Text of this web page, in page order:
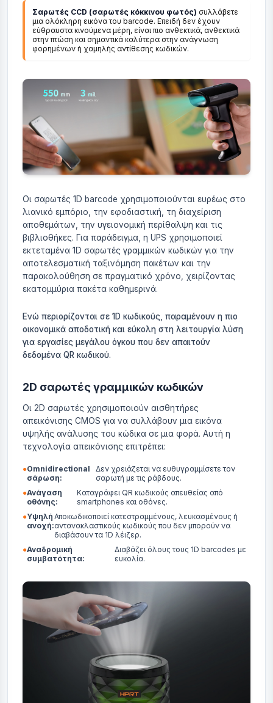
Σαρωτές CCD (σαρωτές κόκκινου φωτός) συλλάβετε
μια ολόκληρη εικόνα του barcode. Επειδή δεν έχουν
εύθραυστα κινούμενα μέρη, είναι πιο ανθεκτικά, ανθεκτικά
στην πτώση και σημαντικά καλύτερα στην ανάγνωση
φορημένων ή χαμηλής αντίθεσης κωδικών.
Οι σαρωτές 1D barcode χρησιμοποιούνται ευρέως στο
λιανικό εμπόριο, την εφοδιαστική, τη διαχείριση
αποθεμάτων, την υγειονομική περίθαλψη και τις
βιβλιοθήκες. Για παράδειγμα, η UPS χρησιμοποιεί
εκτεταμένα 1D σαρωτές γραμμικών κωδικών για την
αποτελεσματική ταξινόμηση πακέτων και την
παρακολούθηση σε πραγματικό χρόνο, χειρίζοντας
εκατομμύρια πακέτα καθημερινά.
Ενώ περιορίζονται σε 1D κωδικούς, παραμένουν η πιο
οικονομικά αποδοτική και εύκολη στη λειτουργία λύση
για εργασίες μεγάλου όγκου που δεν απαιτούν
δεδομένα QR κωδικού.
2D σαρωτές γραμμικών κωδικών
Οι 2D σαρωτές χρησιμοποιούν αισθητήρες
απεικόνισης CMOS για να συλλάβουν μια εικόνα
υψηλής ανάλυσης του κώδικα σε μια φορά. Αυτή η
τεχνολογία απεικόνισης επιτρέπει:
●Omnidirectional
σάρωση:
Δεν χρειάζεται να ευθυγραμμίσετε τον
σαρωτή με τις ράβδους.
●Ανάγαση
οθόνης:
Καταγράφει QR κωδικούς απευθείας από
smartphones και οθόνες.
●Υψηλή
ανοχή:
Αποκωδικοποιεί κατεστραμμένους, λευκασμένους ή
αντανακλαστικούς κωδικούς που δεν μπορούν να
διαβάσουν τα 1D λέιζερ.
●Αναδρομική
συμβατότητα:
Διαβάζει όλους τους 1D barcodes με
ευκολία.